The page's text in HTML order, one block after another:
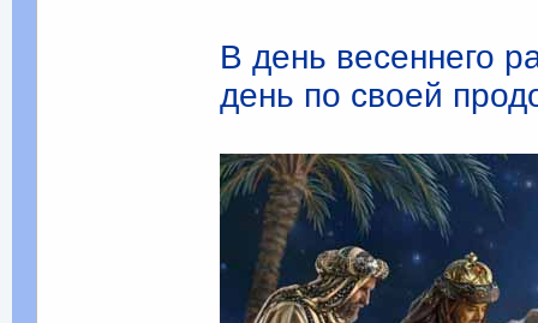
В день весеннего
день по своей